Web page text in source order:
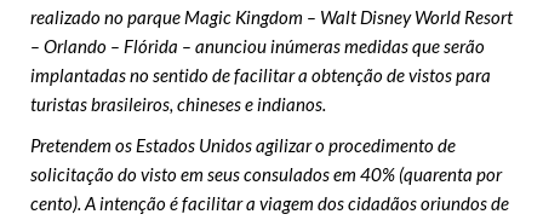
realizado no parque Magic Kingdom – Walt Disney World Resort
– Orlando – Flórida – anunciou inúmeras medidas que serão
implantadas no sentido de facilitar a obtenção de vistos para
turistas brasileiros, chineses e indianos.
Pretendem os Estados Unidos agilizar o procedimento de
solicitação do visto em seus consulados em 40% (quarenta por
cento). A intenção é facilitar a viagem dos cidadãos oriundos de